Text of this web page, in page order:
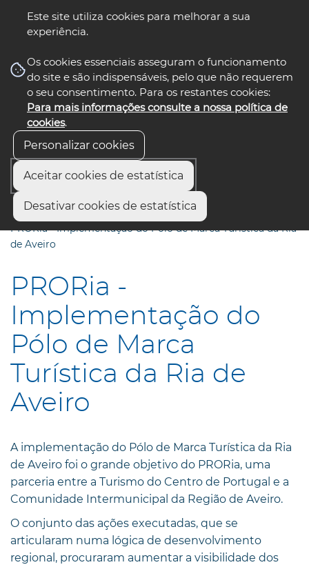
Este site utiliza cookies para melhorar a sua
experiência.
Os cookies essenciais asseguram o funcionamento
do site e são indispensáveis, pelo que não requerem
o seu consentimento. Para os restantes cookies:
Para mais informações consulte a nossa política de
cookies.
Personalizar cookies
Aceitar cookies de estatística
Desativar cookies de estatística
nos select language
Início
Arquivo
Grupo de Ação Costeira (2007-2013)
PRORia - Implementação do Pólo de Marca Turística da Ria
de Aveiro
PRORia -
Implementação do
Pólo de Marca
Turística da Ria de
Aveiro
A implementação do Pólo de Marca Turística da Ria
de Aveiro foi o grande objetivo do PRORia, uma
parceria entre a Turismo do Centro de Portugal e a
Comunidade Intermunicipal da Região de Aveiro.
O conjunto das ações executadas, que se
articularam numa lógica de desenvolvimento
regional, procuraram aumentar a visibilidade dos